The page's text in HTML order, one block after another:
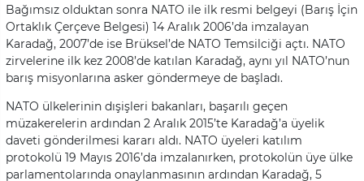
Bağımsız olduktan sonra NATO ile ilk resmi belgeyi (Barış İçin
Ortaklık Çerçeve Belgesi) 14 Aralık 2006’da imzalayan
Karadağ, 2007’de ise Brüksel’de NATO Temsilciği açtı. NATO
zirvelerine ilk kez 2008’de katılan Karadağ, aynı yıl NATO’nun
barış misyonlarına asker göndermeye de başladı.
NATO ülkelerinin dışişleri bakanları, başarılı geçen
müzakerelerin ardından 2 Aralık 2015’te Karadağ’a üyelik
daveti gönderilmesi kararı aldı. NATO üyeleri katılım
protokolü 19 Mayıs 2016’da imzalanırken, protokolün üye ülke
parlamentolarında onaylanmasının ardından Karadağ, 5